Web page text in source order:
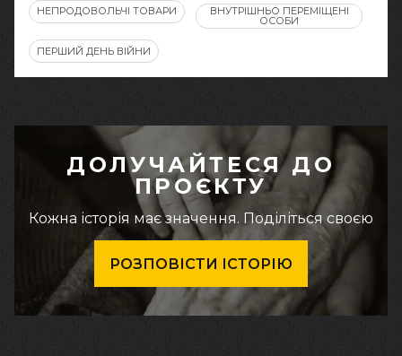
НЕПРОДОВОЛЬЧІ ТОВАРИ ВНУТРІШНЬО ПЕРЕМІЩЕНІ
ОСОБИ
ПЕРШИЙ ДЕНЬ ВІЙНИ
ДОЛУЧАЙТЕСЯ ДО
ПРОЄКТУ
Кожна історія має значення. Поділіться своєю
РОЗПОВІСТИ ІСТОРІЮ